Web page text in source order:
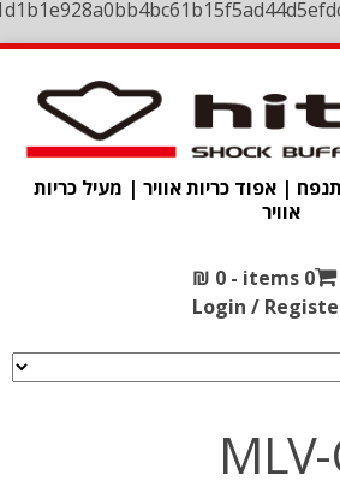
| אפוד כריות אוויר | מעיל כריות
אוויר
0 items -
₪ 0
Login /